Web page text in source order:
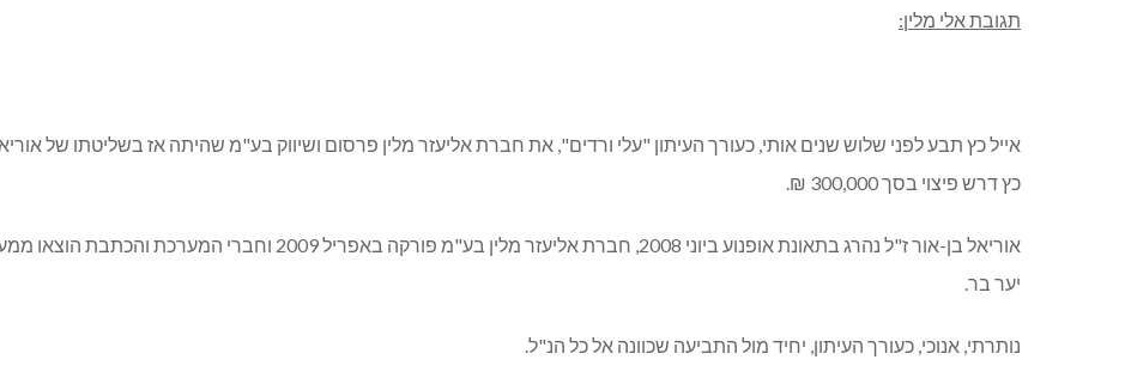
תגובת אלי מלין:
אייל כץ תבע לפני שלוש שנים אותי, כעורך העיתון "עלי ורדים", את חברת אליעזר מלין פרסום ושיווק בע"מ שהיתה אז בשליטתו של
כץ דרש פיצוי בסך 300,000 ₪.
אוריאל בן-אור ז"ל נהרג בתאונת אופנוע ביוני 2008, חברת אליעזר
יער בר.
נותרתי, אנוכי, כעורך העיתון, יחיד מול התביעה שכוונה אל כל הנ"ל.